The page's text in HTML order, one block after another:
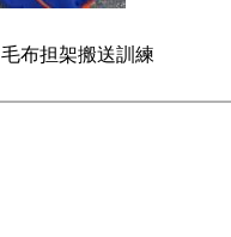
毛布担架搬送訓練